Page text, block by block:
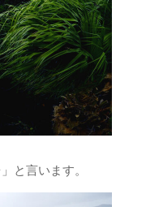
と言います。